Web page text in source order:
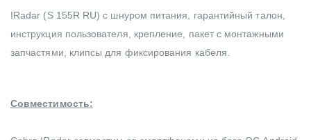
IRadar (S 155R RU) с шнуром питания, гарантийный талон,
инструкция пользователя, крепление, пакет с монтажными
запчастями, клипсы для фиксирования кабеля.
Совместимость: